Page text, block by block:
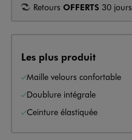
Retours OFFERTS 30 jours
Les plus produit
Maille velours confortable
Doublure intégrale
Ceinture élastiquée